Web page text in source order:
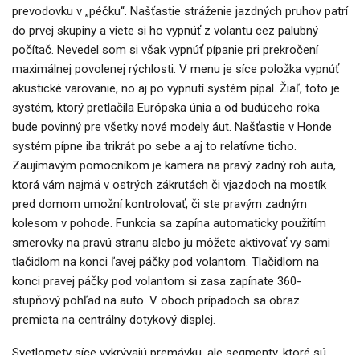
prevodovku v „péčku“. Našťastie stráženie jazdných pruhov patrí
do prvej skupiny a viete si ho vypnúť z volantu cez palubný
počítač. Nevedel som si však vypnúť pípanie pri prekročení
maximálnej povolenej rýchlosti. V menu je síce položka vypnúť
akustické varovanie, no aj po vypnutí systém pípal. Žiaľ, toto je
systém, ktorý pretlačila Európska únia a od budúceho roka
bude povinný pre všetky nové modely áut. Našťastie v Honde
systém pípne iba trikrát po sebe a aj to relatívne ticho.
Zaujímavým pomocníkom je kamera na pravý zadný roh auta,
ktorá vám najmä v ostrých zákrutách či vjazdoch na mostík
pred domom umožní kontrolovať, či ste pravým zadným
kolesom v pohode. Funkcia sa zapína automaticky použitím
smerovky na pravú stranu alebo ju môžete aktivovať vy sami
tlačidlom na konci ľavej páčky pod volantom. Tlačidlom na
konci pravej páčky pod volantom si zasa zapínate 360-
stupňový pohľad na auto. V oboch prípadoch sa obraz
premieta na centrálny dotykový displej.